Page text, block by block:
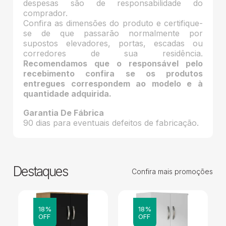
despesas são de responsabilidade do
comprador.
Confira as dimensões do produto e certifique-
se de que passarão normalmente por
supostos elevadores, portas, escadas ou
corredores de sua residência.
Recomendamos que o responsável pelo
recebimento confira se os produtos
entregues correspondem ao modelo e à
quantidade adquirida.
Garantia De Fábrica
90 dias para eventuais defeitos de fabricação.
Destaques Confira mais promoções
18%
OFF
18%
OFF